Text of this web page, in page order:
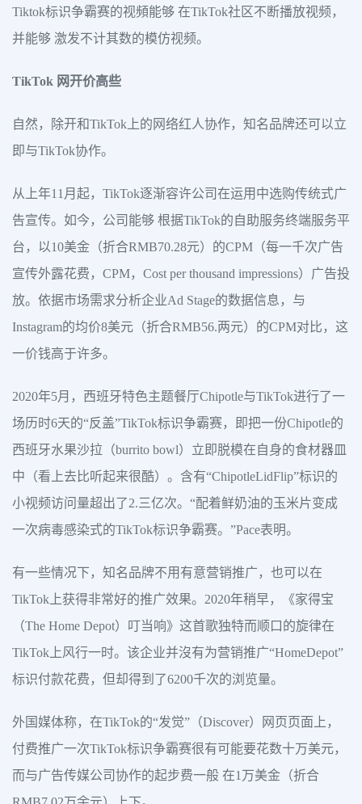
Tiktok标识争霸赛的视頻能够 在TikTok社区不断播放视频，
并能够 激发不计其数的模仿视频。
TikTok 网开价高些
自然，除开和TikTok上的网络红人协作，知名品牌还可以立
即与TikTok协作。
从上年11月起，TikTok逐渐容许公司在运用中选购传统式广
告宣传。如今，公司能够 根据TikTok的自助服务终端服务平
台，以10美金（折合RMB70.28元）的CPM（每一千次广告
宣传外露花费，CPM，Cost per thousand impressions）广告投
放。依据市场需求分析企业Ad Stage的数据信息，与
Instagram的均价8美元（折合RMB56.两元）的CPM对比，这
一价钱高于许多。
2020年5月，西班牙特色主题餐厅Chipotle与TikTok进行了一
场历时6天的“反盖”TikTok标识争霸赛，即把一份Chipotle的
西班牙水果沙拉（burrito bowl）立即脱模在自身的食材器皿
中（看上去比听起来很酷）。含有“ChipotleLidFlip”标识的
小视频访问量超出了2.三亿次。“配着鲜奶油的玉米片变成
一次病毒感染式的TikTok标识争霸赛。”Pace表明。
有一些情况下，知名品牌不用有意营销推广，也可以在
TikTok上获得非常好的推广效果。2020年稍早，《家得宝
（The Home Depot）叮当响》这首歌独特而顺口的旋律在
TikTok上风行一时。该企业并沒有为营销推广“HomeDepot”
标识付款花费，但却得到了6200千次的浏览量。
外国媒体称，在TikTok的“发觉”（Discover）网页页面上，
付费推广一次TikTok标识争霸赛很有可能要花数十万美元，
而与广告传媒公司协作的起步费一般 在1万美金（折合